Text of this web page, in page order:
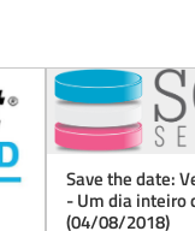
Save the date:
- Um dia inteiro
(04/08/2018)